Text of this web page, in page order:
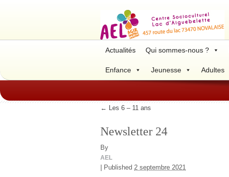
Actualités Qui sommes-nous ?
Enfance Jeunesse Adultes
← Les 6 – 11 ans
Newsletter 24
By
AEL
Published 2 septembre 2021